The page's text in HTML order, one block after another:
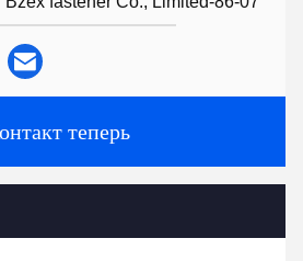
теперь